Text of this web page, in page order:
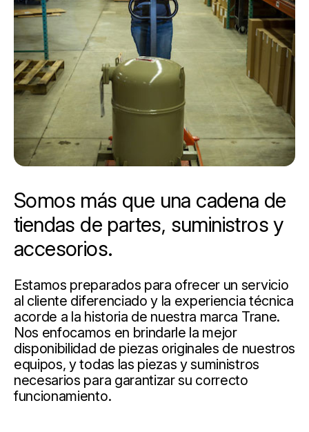
Somos más que una cadena de
tiendas de partes, suministros y
accesorios.
Estamos preparados para ofrecer un servicio
al cliente diferenciado y la experiencia técnica
acorde a la historia de nuestra marca Trane.
Nos enfocamos en brindarle la mejor
disponibilidad de piezas originales de nuestros
equipos, y todas las piezas y suministros
necesarios para garantizar su correcto
funcionamiento.